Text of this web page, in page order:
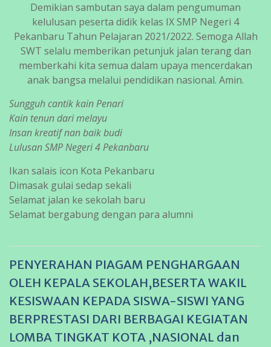
Demikian sambutan saya dalam pengumuman
kelulusan peserta didik kelas IX SMP Negeri 4
Pekanbaru Tahun Pelajaran 2021/2022. Semoga Allah
SWT selalu memberikan petunjuk jalan terang dan
memberkahi kita semua dalam upaya mencerdakan
anak bangsa melalui pendidikan nasional. Amin.
Sungguh cantik kain Penari
Kain tenun dari melayu
Insan kreatif nan baik budi
Lulusan SMP Negeri 4 Pekanbaru
Ikan salais icon Kota Pekanbaru
Dimasak gulai sedap sekali
Selamat jalan ke sekolah baru
Selamat bergabung dengan para alumni
PENYERAHAN PIAGAM PENGHARGAAN
OLEH KEPALA SEKOLAH,BESERTA WAKIL
KESISWAAN KEPADA SISWA-SISWI YANG
BERPRESTASI DARI BERBAGAI KEGIATAN
LOMBA TINGKAT KOTA ,NASIONAL dan